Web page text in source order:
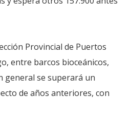
Provincial de Puertos
entre barcos bioceánicos,
general se superará un
de años anteriores, con